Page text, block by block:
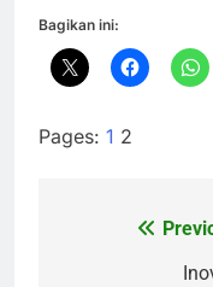
Bagikan ini:
Pages: 1 2
Navigasi